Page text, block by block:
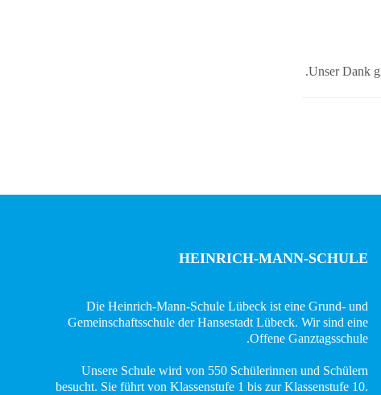
Unser Dank
HEINRICH-MANN-SCHULE
Die Heinrich-Mann-Schule Lübeck ist eine Grund- und
Gemeinschaftsschule der Hansestadt Lübeck. Wir sind eine
Offene Ganztagsschule.
Unsere Schule wird von 550 Schülerinnen und Schülern
besucht. Sie führt von Klassenstufe 1 bis zur Klassenstufe 10.